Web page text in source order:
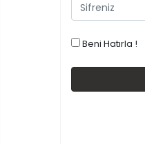
Beni Hatırla !